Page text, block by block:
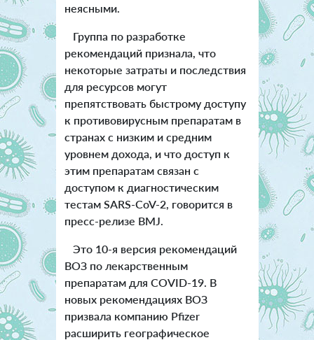
неясными.
Группа по разработке
рекомендаций признала, что
некоторые затраты и последствия
для ресурсов могут
препятствовать быстрому доступу
к противовирусным препаратам в
странах с низким и средним
уровнем дохода, и что доступ к
этим препаратам связан с
доступом к диагностическим
тестам SARS-CoV-2, говорится в
пресс-релизе BMJ.
Это 10-я версия рекомендаций
ВОЗ по лекарственным
препаратам для COVID-19. В
новых рекомендациях ВОЗ
призвала компанию Pfizer
расширить географическое